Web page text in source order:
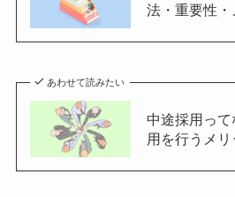
法・重要性
あわせて読みたい
中途採用っ
用を行うメ